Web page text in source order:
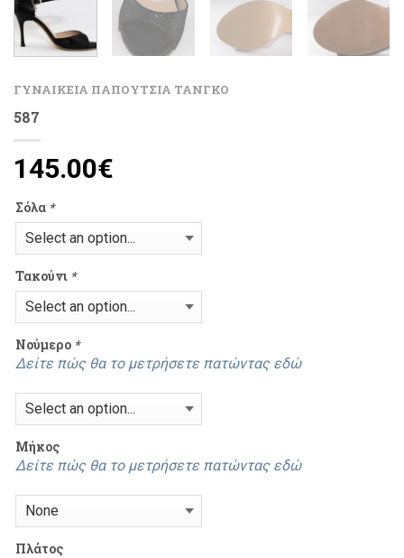
ΓΥΝΑΙΚΕΙΑ ΠΑΠΟΥΤΣΙΑ ΤΑΝΓΚΟ
587
145.00€
Σόλα *
Τακούνι *
Νούμερο *
Δείτε πώς θα το μετρήσετε πατώντας εδώ
Mήκος
Δείτε πώς θα το μετρήσετε πατώντας εδώ
Πλάτος